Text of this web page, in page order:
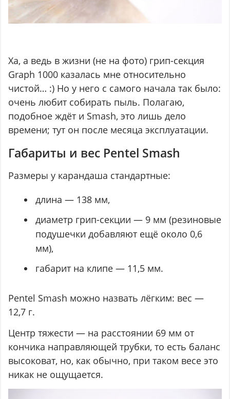
Ха, а ведь в жизни (не на фото) грип-секция
Graph 1000 казалась мне относительно
чистой… :) Но у него с самого начала так было:
очень любит собирать пыль. Полагаю,
подобное ждёт и Smash, это лишь дело
времени; тут он после месяца эксплуатации.
Габариты и вес Pentel Smash
Размеры у карандаша стандартные:
длина — 138 мм,
диаметр грип-секции — 9 мм (резиновые
подушечки добавляют ещё около 0,6
мм),
габарит на клипе — 11,5 мм.
Pentel Smash можно назвать лёгким: вес —
12,7 г.
Центр тяжести — на расстоянии 69 мм от
кончика направляющей трубки, то есть баланс
высоковат, но, как обычно, при таком весе это
никак не ощущается.